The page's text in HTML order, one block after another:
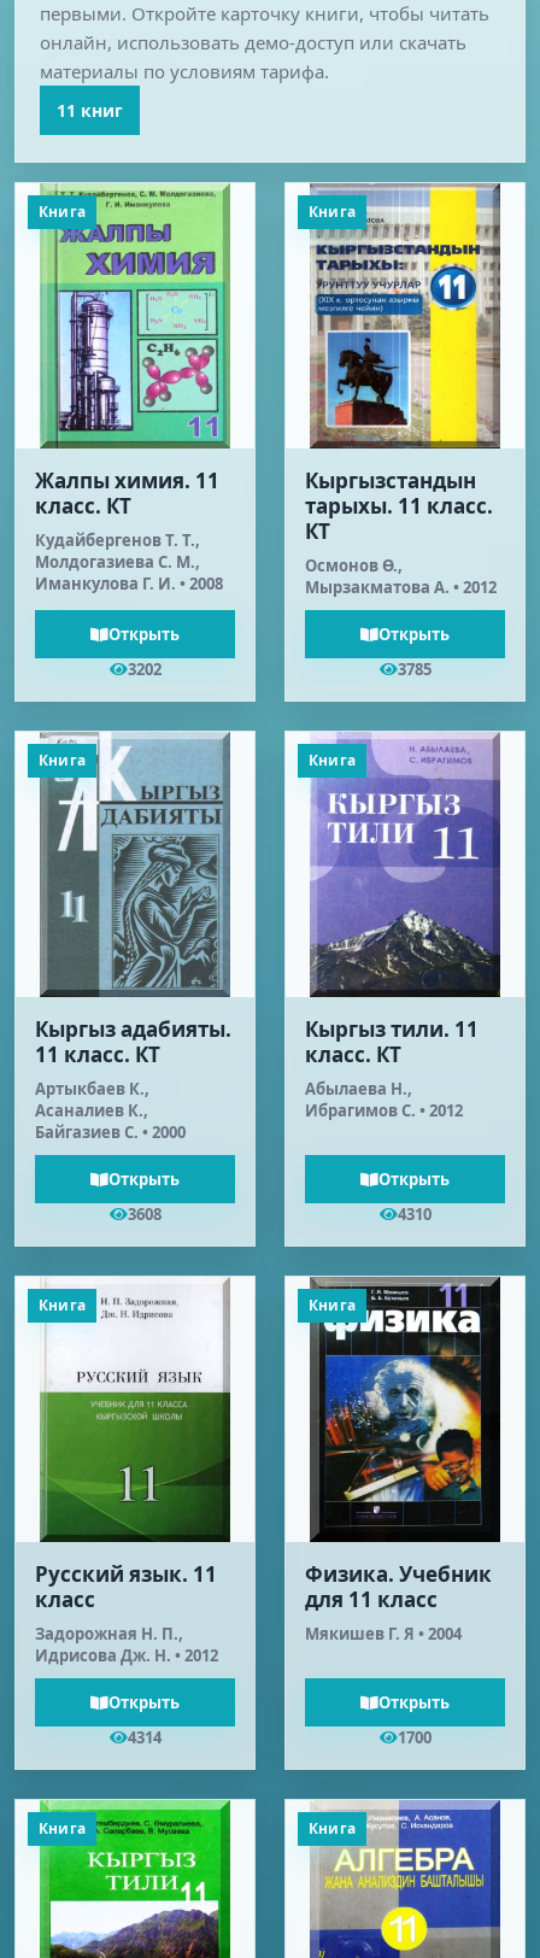
первыми. Откройте карточку книги, чтобы читать
онлайн, использовать демо-доступ или скачать
материалы по условиям тарифа.
11 книг
Книга
Жалпы химия. 11
класс. КТ
Кудайбергенов Т. Т.,
Молдогазиева С. М.,
Иманкулова Г. И. • 2008
Открыть
3202
Книга
Кыргызстандын
тарыхы. 11 класс.
КТ
Осмонов Ө.,
Мырзакматова А. • 2012
Открыть
3785
Книга
Кыргыз адабияты.
11 класс. КТ
Артыкбаев К.,
Асаналиев К.,
Байгазиев С. • 2000
Открыть
3608
Книга
Кыргыз тили. 11
класс. КТ
Абылаева Н.,
Ибрагимов С. • 2012
Открыть
4310
Книга
Русский язык. 11
класс
Задорожная Н. П.,
Идрисова Дж. Н. • 2012
Открыть
4314
Книга
Физика. Учебник
для 11 класс
Мякишев Г. Я • 2004
Открыть
1700
Книга Книга